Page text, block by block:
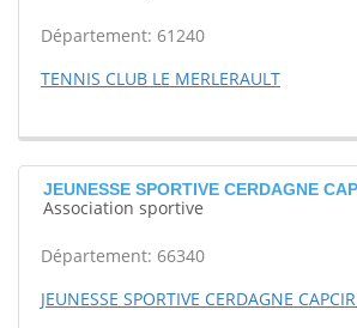
Département: 61240
TENNIS CLUB LE MERLERAULT
JEUNESSE SPORTIVE CERDAGNE
Association sportive
Département: 66340
JEUNESSE SPORTIVE CERDAGNE